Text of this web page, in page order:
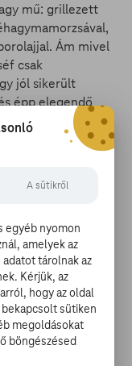
mű: grillezett
Ám mivel
csak
jól sikerült
épp elegendő
mangós
és pirított
a következő
a gourmet
spárga,
és
nem volt
is az ellenfél
a pirosaknak
A sütikről
egyéb nyomon
amelyek az
tárolnak az
Kérjük, az
hogy az oldal
sütiken
megoldásokat
böngészésed